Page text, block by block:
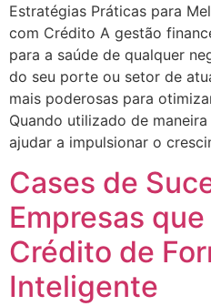
Estratégias Práticas para
com Crédito A gestão
para a saúde de qualquer
do seu porte ou setor de
mais poderosas para
Quando utilizado de
ajudar a impulsionar o
Cases de
Empresas
Crédito de
Inteligente